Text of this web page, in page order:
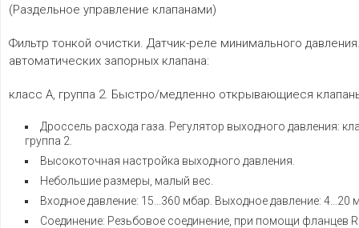
(Раздельное управление клапанами)
Фильтр тонкой очистки. Датчик-реле минимального
автоматических запорных клапана:
класс А, группа 2. Быстро/медленно открывающиеся
Дроссель расхода газа. Регулятор выходного давления:
группа 2.
Высокоточная настройка выходного давления.
Небольшие размеры, малый вес.
Входное давление: 15...360 мбар. Выходное давление: 4...20
Соединение: Резьбовое соединение, при помощи фланцев